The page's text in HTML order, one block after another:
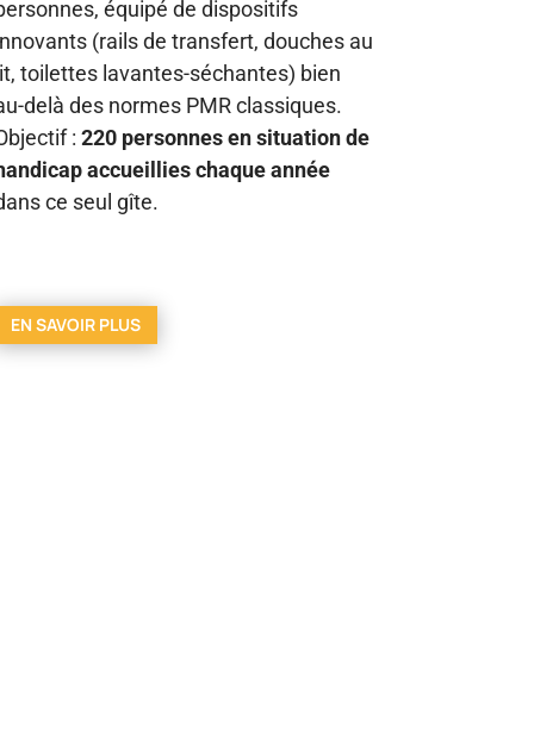
équipé de dispositifs
(rails de transfert, douches au
toilettes lavantes-séchantes) bien
delà des normes PMR classiques.
: 220 personnes en situation de
accueillies chaque année
ce seul gîte.
EN SAVOIR PLUS